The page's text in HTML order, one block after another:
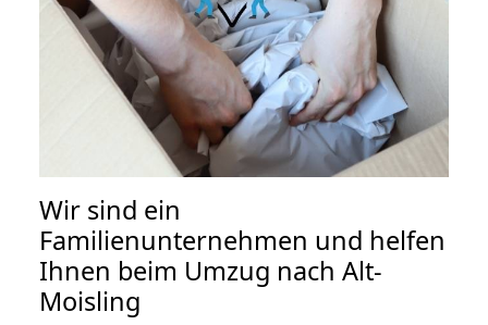
Wir sind ein
Familienunternehmen und helfen
Ihnen beim Umzug nach Alt-
Moisling